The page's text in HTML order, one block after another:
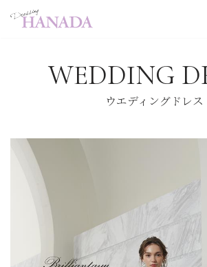
へ
WEDDING
ウエディングドレス